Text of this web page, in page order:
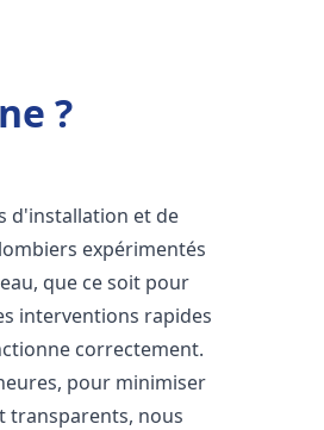
?
d'installation et de
expérimentés
que ce soit pour
interventions rapides
correctement.
pour minimiser
transparents, nous